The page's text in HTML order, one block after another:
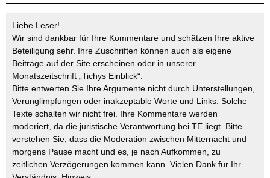
Liebe Leser!
Wir sind dankbar für Ihre Kommentare und schätzen Ihre aktive
Beteiligung sehr. Ihre Zuschriften können auch als eigene
Beiträge auf der Site erscheinen oder in unserer
Monatszeitschrift „Tichys Einblick“.
Bitte entwerten Sie Ihre Argumente nicht durch Unterstellungen,
Verunglimpfungen oder inakzeptable Worte und Links. Solche
Texte schalten wir nicht frei. Ihre Kommentare werden
moderiert, da die juristische Verantwortung bei TE liegt. Bitte
verstehen Sie, dass die Moderation zwischen Mitternacht und
morgens Pause macht und es, je nach Aufkommen, zu
zeitlichen Verzögerungen kommen kann. Vielen Dank für Ihr